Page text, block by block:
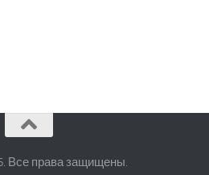
Все права защищены.